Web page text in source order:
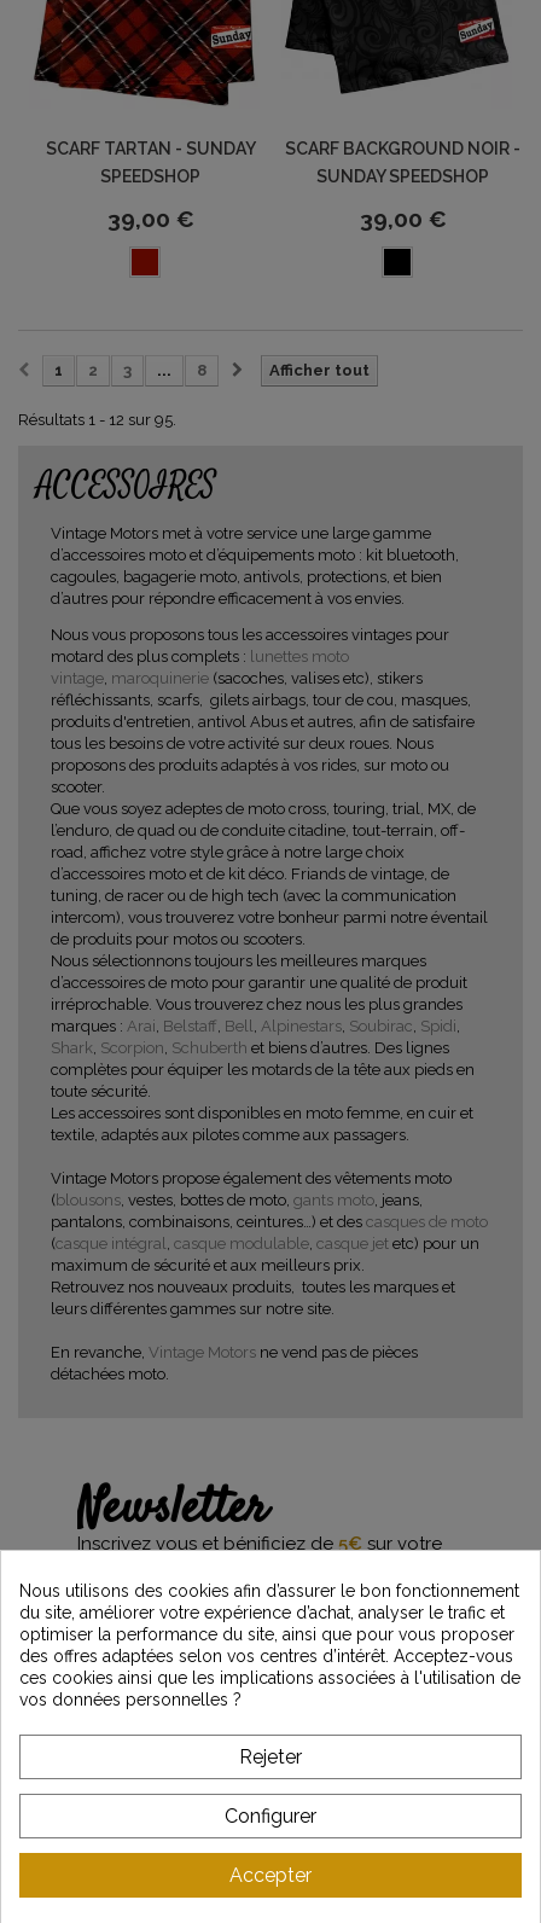
SCARF TARTAN - SUNDAY
SPEEDSHOP
39,00 €
SCARF BACKGROUND NOIR -
SUNDAY SPEEDSHOP
39,00 €
Afficher tout
1 2 3 ... 8
Résultats 1 - 12 sur 95.
ACCESSOIRES
Vintage Motors met à votre service une large gamme
d’accessoires moto et d’équipements moto : kit bluetooth,
cagoules, bagagerie moto, antivols, protections, et bien
d’autres pour répondre efficacement à vos envies.
Nous vous proposons tous les accessoires vintages pour
motard des plus complets : lunettes moto
vintage maroquinerie (sacoches, valises etc), stikers
réfléchissants, scarfs, gilets airbags, tour de cou, masques,
produits d'entretien, antivol Abus et autres, afin de satisfaire
tous les besoins de votre activité sur deux roues. Nous
proposons des produits adaptés à vos rides, sur moto ou
scooter.
Que vous soyez adeptes de moto cross, touring, trial, MX, de
l’enduro, de quad ou de conduite citadine, tout-terrain, off-
road, affichez votre style grâce à notre large choix
d’accessoires moto et de kit déco. Friands de vintage, de
tuning, de racer ou de high tech (avec la communication
intercom), vous trouverez votre bonheur parmi notre éventail
de produits pour motos ou scooters.
Nous sélectionnons toujours les meilleures marques
d’accessoires de moto pour garantir une qualité de produit
irréprochable. Vous trouverez chez nous les plus grandes
marques : Arai Belstaff Bell Alpinestars Soubirac Spidi
Shark Scorpion Schuberth et biens d’autres. Des lignes
complètes pour équiper les motards de la tête aux pieds en
toute sécurité.
Les accessoires sont disponibles en moto femme, en cuir et
textile, adaptés aux pilotes comme aux passagers.
Vintage Motors propose également des vêtements moto
(blousons , vestes, bottes de moto, gants moto , jeans,
pantalons, combinaisons, ceintures…) et des casques de moto
(casque intégral casque modulable casque jet etc) pour un
maximum de sécurité et aux meilleurs prix.
Retrouvez nos nouveaux produits, toutes les marques et
leurs différentes gammes sur notre site.
En revanche, Vintage Motors ne vend pas de pièces
détachées moto.
Newsletter
Inscrivez vous et bénificiez de 5€ sur votre
et restez informés des dernières nouveautés
Vintage Motors
*Dès 99€ d'achat. En vous abonnant à notre newsletter, vous reconnaissez avoir pris
A PROPOS DE VINTAGE
SERVICE CLIENT
Nous utilisons des cookies afin d’assurer le bon fonctionnement
du site, améliorer votre expérience d’achat, analyser le trafic et
optimiser la performance du site, ainsi que pour vous proposer
des offres adaptées selon vos centres d’intérêt. Acceptez-vous
ces cookies ainsi que les implications associées à l'utilisation de
vos données personnelles ?
Rejeter
Configurer
Accepter